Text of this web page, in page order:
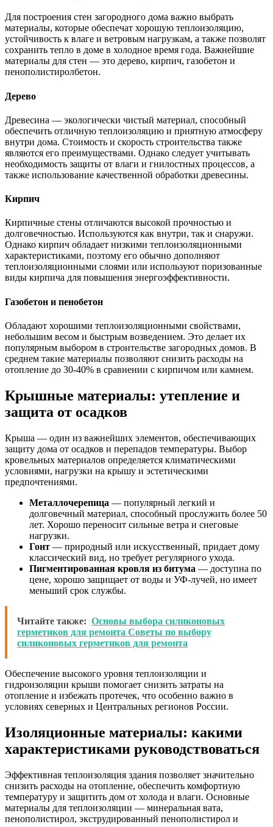
Для построения стен загородного дома важно выбрать
материалы, которые обеспечат хорошую теплоизоляцию,
устойчивость к влаге и ветровым нагрузкам, а также позволят
сохранить тепло в доме в холодное время года. Важнейшие
материалы для стен — это дерево, кирпич, газобетон и
пенополистиролбетон.
Дерево
Древесина — экологически чистый материал, способный
обеспечить отличную теплоизоляцию и приятную атмосферу
внутри дома. Стоимость и скорость строительства также
являются его преимуществами. Однако следует учитывать
необходимость защиты от влаги и гнилостных процессов, а
также использование качественной обработки древесины.
Кирпич
Кирпичные стены отличаются высокой прочностью и
долговечностью. Используются как внутри, так и снаружи.
Однако кирпич обладает низкими теплоизоляционными
характеристиками, поэтому его обычно дополняют
теплоизоляционными слоями или используют поризованные
виды кирпича для повышения энергоэффективности.
Газобетон и пенобетон
Обладают хорошими теплоизоляционными свойствами,
небольшим весом и быстрым возведением. Это делает их
популярным выбором в строительстве загородных домов. В
среднем такие материалы позволяют снизить расходы на
отопление до 30-40% в сравнении с кирпичом или камнем.
Крышные материалы: утепление и
защита от осадков
Крыша — один из важнейших элементов, обеспечивающих
защиту дома от осадков и перепадов температуры. Выбор
кровельных материалов определяется климатическими
условиями, нагрузки на крышу и эстетическими
предпочтениями.
Металлочерепица — популярный легкий и
долговечный материал, способный прослужить более 50
лет. Хорошо переносит сильные ветра и снеговые
нагрузки.
Гонт — природный или искусственный, придает дому
классический вид, но требует регулярного ухода.
Пигментированная кровля из битума — доступна по
цене, хорошо защищает от воды и УФ-лучей, но имеет
меньший срок службы.
Читайте также: Основы выбора силиконовых
герметиков для ремонта Советы по выбору
силиконовых герметиков для ремонта
Обеспечение высокого уровня теплоизоляции и
гидроизоляции крыши помогает снизить затраты на
отопление и избежать протечек, что особенно важно в
условиях северных и Центральных регионов России.
Изоляционные материалы: какими
характеристиками руководствоваться
Эффективная теплоизоляция здания позволяет значительно
снизить расходы на отопление, обеспечить комфортную
температуру и защитить дом от холода и влаги. Основные
материалы для теплоизоляции — минеральная вата,
пенополистирол, экструдированный пенополистирол и